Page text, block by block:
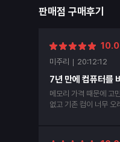
판매점 구매후기
10.0
미주리 20:12:12
7년 만에 컴퓨터를
메모리 가격 때문에 고
없고 기존 컴이 너무 오